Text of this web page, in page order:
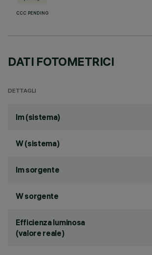
CCC PENDING
DATI FOTOMETRICI
DETTAGLI
lm (sistema)
W (sistema)
lm sorgente
W sorgente
Efficienza luminosa
(valore reale)